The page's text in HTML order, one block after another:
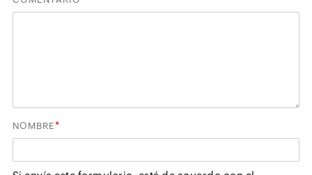
NOMBRE*